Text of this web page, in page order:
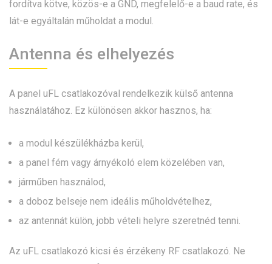
fordítva kötve, közös-e a GND, megfelelő-e a baud rate, és
lát-e egyáltalán műholdat a modul.
Antenna és elhelyezés
A panel uFL csatlakozóval rendelkezik külső antenna
használatához. Ez különösen akkor hasznos, ha:
a modul készülékházba kerül,
a panel fém vagy árnyékoló elem közelében van,
járműben használod,
a doboz belseje nem ideális műholdvételhez,
az antennát külön, jobb vételi helyre szeretnéd tenni.
Az uFL csatlakozó kicsi és érzékeny RF csatlakozó. Ne